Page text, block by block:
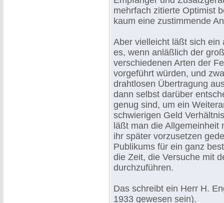
mehrfach zitierte Optimist
kaum eine zustimmende
Aber vielleicht läßt sich ein
es, wenn anläßlich der
verschiedenen Arten der
vorgeführt würden, und
drahtlosen Übertragung
dann selbst darüber
genug sind, um ein
schwierigen Geld
läßt man die
ihr später vorzusetzen
Publikums für ein ganz
die Zeit, die Versuche mit
durchzuführen.
Das schreibt ein Herr H.
1933 gewesen sein).